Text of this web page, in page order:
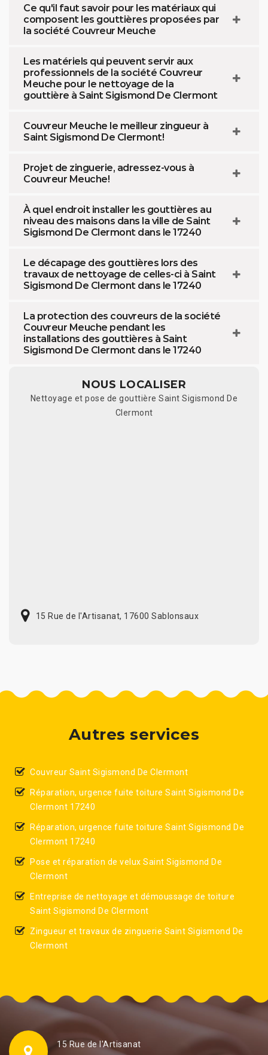
Ce qu'il faut savoir pour les matériaux qui
composent les gouttières proposées par
la société Couvreur Meuche
Les matériels qui peuvent servir aux
professionnels de la société Couvreur
Meuche pour le nettoyage de la
gouttière à Saint Sigismond De Clermont
Couvreur Meuche le meilleur zingueur à
Saint Sigismond De Clermont!
Projet de zinguerie, adressez-vous à
Couvreur Meuche!
À quel endroit installer les gouttières au
niveau des maisons dans la ville de Saint
Sigismond De Clermont dans le 17240
Le décapage des gouttières lors des
travaux de nettoyage de celles-ci à Saint
Sigismond De Clermont dans le 17240
La protection des couvreurs de la société
Couvreur Meuche pendant les
installations des gouttières à Saint
Sigismond De Clermont dans le 17240
NOUS LOCALISER
Nettoyage et pose de gouttière Saint Sigismond De
Clermont
15 Rue de l'Artisanat, 17600 Sablonsaux
Autres services
Couvreur Saint Sigismond De Clermont
Réparation, urgence fuite toiture Saint Sigismond De
Clermont 17240
Réparation, urgence fuite toiture Saint Sigismond De
Clermont 17240
Pose et réparation de velux Saint Sigismond De
Clermont
Entreprise de nettoyage et démoussage de toiture
Saint Sigismond De Clermont
Zingueur et travaux de zinguerie Saint Sigismond De
Clermont
15 Rue de l'Artisanat